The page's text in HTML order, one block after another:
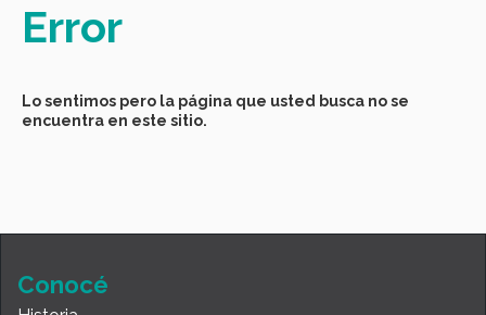
Error
Lo sentimos pero la página que usted busca no se
encuentra en este sitio.
Conocé